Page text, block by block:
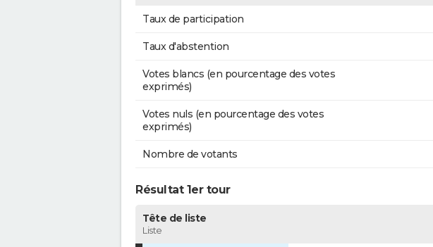
Taux de participation
Taux d'abstention
Votes blancs (en pourcentage des votes
exprimés)
Votes nuls (en pourcentage des votes
exprimés)
Nombre de votants
Résultat 1er tour
Tête de liste
Liste